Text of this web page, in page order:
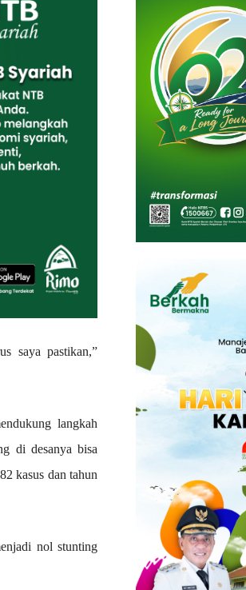
saya pastikan,”
langkah
di desanya bisa
kasus dan tahun
nol stunting